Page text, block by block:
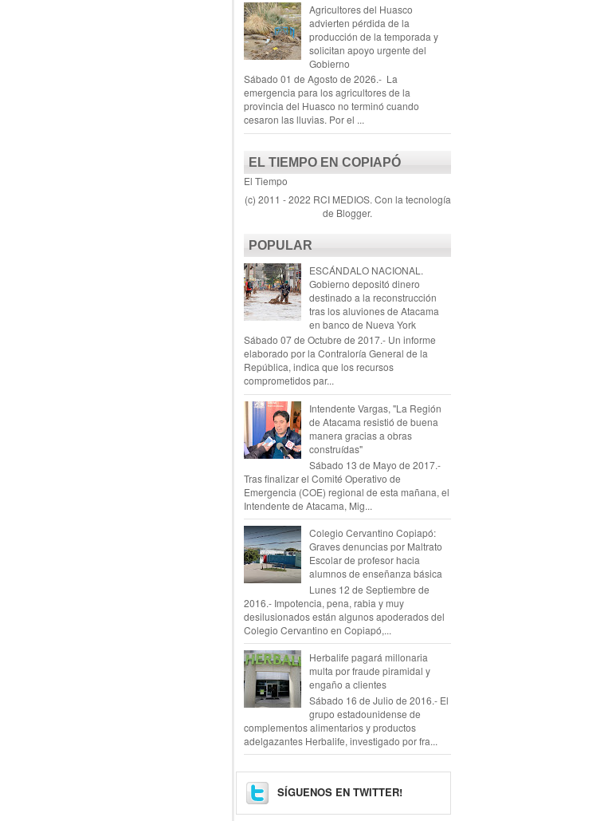
Agricultores del Huasco
advierten pérdida de la
producción de la temporada y
solicitan apoyo urgente del
Gobierno
Sábado 01 de Agosto de 2026.- La
emergencia para los agricultores de la
provincia del Huasco no terminó cuando
cesaron las lluvias. Por el ...
EL TIEMPO EN COPIAPÓ
El Tiempo
(c) 2011 - 2022 RCI MEDIOS. Con la tecnología
de Blogger.
POPULAR
ESCÁNDALO NACIONAL.
Gobierno depositó dinero
destinado a la reconstrucción
tras los aluviones de Atacama
en banco de Nueva York
Sábado 07 de Octubre de 2017.- Un informe
elaborado por la Contraloría General de la
República, indica que los recursos
comprometidos par...
Intendente Vargas, "La Región
de Atacama resistió de buena
manera gracias a obras
construídas"
Sábado 13 de Mayo de 2017.-
Tras finalizar el Comité Operativo de
Emergencia (COE) regional de esta mañana, el
Intendente de Atacama, Mig...
Colegio Cervantino Copiapó:
Graves denuncias por Maltrato
Escolar de profesor hacia
alumnos de enseñanza básica
Lunes 12 de Septiembre de
2016.- Impotencia, pena, rabia y muy
desilusionados están algunos apoderados del
Colegio Cervantino en Copiapó,...
Herbalife pagará millonaria
multa por fraude piramidal y
engaño a clientes
Sábado 16 de Julio de 2016.- El
grupo estadounidense de
complementos alimentarios y productos
adelgazantes Herbalife, investigado por fra...
SÍGUENOS EN TWITTER!